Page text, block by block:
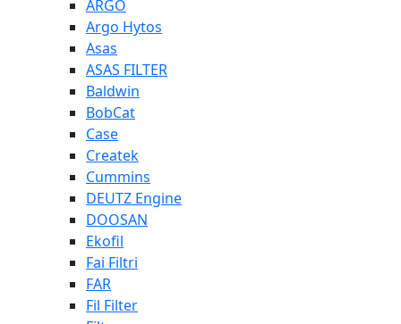
ARGO
Argo Hytos
Asas
ASAS FILTER
Baldwin
BobCat
Case
Createk
Cummins
DEUTZ Engine
DOOSAN
Ekofil
Fai Filtri
FAR
Fil Filter